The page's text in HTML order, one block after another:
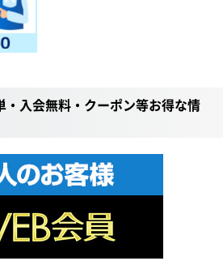
・入会無料・クーポン等お得な情